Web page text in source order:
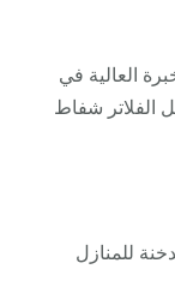
العالية في
الفلاتر شفاط
للمنازل